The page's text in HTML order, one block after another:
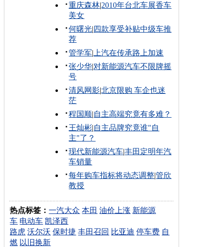
重庆森林|2010年台北车展香车
美女
何曙光| 四款享受补贴中级车推
荐
管学军| 上汽在传承路上加速
张少华|对新能源汽车不限牌摇
号
清风网影|北京限购 车企也迷
茫
程国顺|自主高端究竟有多难？
王灿彬|自主品牌究竟谁"自
主"了？
现代新能源汽车|丰田定明年汽
车销量
每年购车指标将动态调整|管欣
教授
热点标签：一汽大众 本田 油价上涨 新能源
车 电动车 凯泽西
路虎 沃尔沃 保时捷 丰田召回 比亚迪 停车费 自
燃 以旧换新